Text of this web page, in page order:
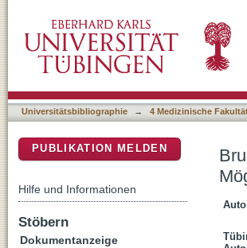
Überlegungen und
Universitätsbibliographie → 4 Medizinische
PUBLIKATION MELDEN
Hilfe und Informationen
Stöbern
Dokumentanzeige